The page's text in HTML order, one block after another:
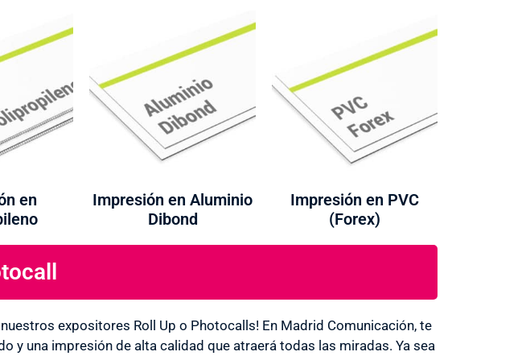
en
Impresión en Aluminio
Dibond
Impresión en PVC
(Forex)
expositores Roll Up o Photocalls! En Madrid Comunicación, te
y una impresión de alta calidad que atraerá todas las miradas. Ya sea